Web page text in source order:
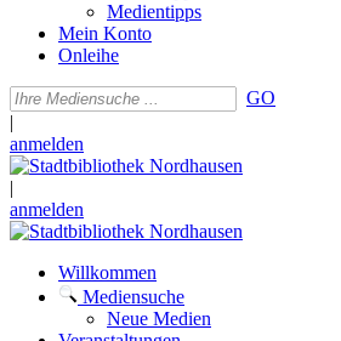
Medientipps
Mein Konto
Onleihe
GO
|
anmelden
|
anmelden
Willkommen
Mediensuche
Neue Medien